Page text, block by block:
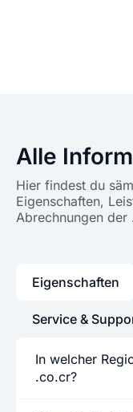
Alle
Hier findest du
Eigenschaften,
Abrechnungen
Eigenschaften
In welcher
.co.cr?
Service &